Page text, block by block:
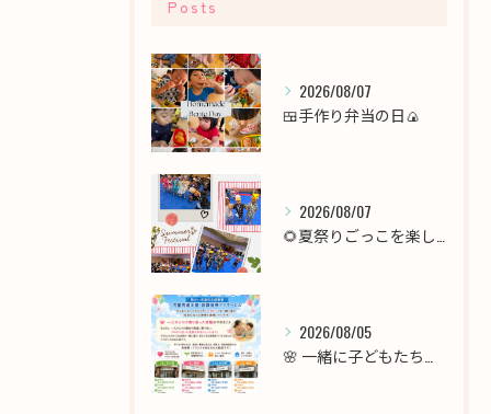
Posts
2026/08/07
🍱手作り弁当の日🍙
2026/08/07
2026/08/05